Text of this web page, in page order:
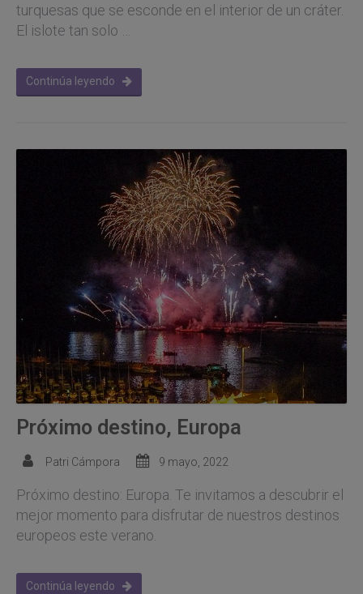
turquesas que se esconde en el interior de un cráter.
El islote tan solo …
Continúa leyendo
Próximo destino, Europa
Patri Cámpora 9 mayo, 2022
Próximo destino: Europa. Te invitamos a descubrir el
mejor momento para disfrutar de nuestros destinos
europeos este verano.
Continúa leyendo